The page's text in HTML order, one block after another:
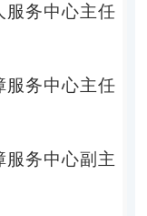
服务中心主任
服务中心主任
服务中心副主